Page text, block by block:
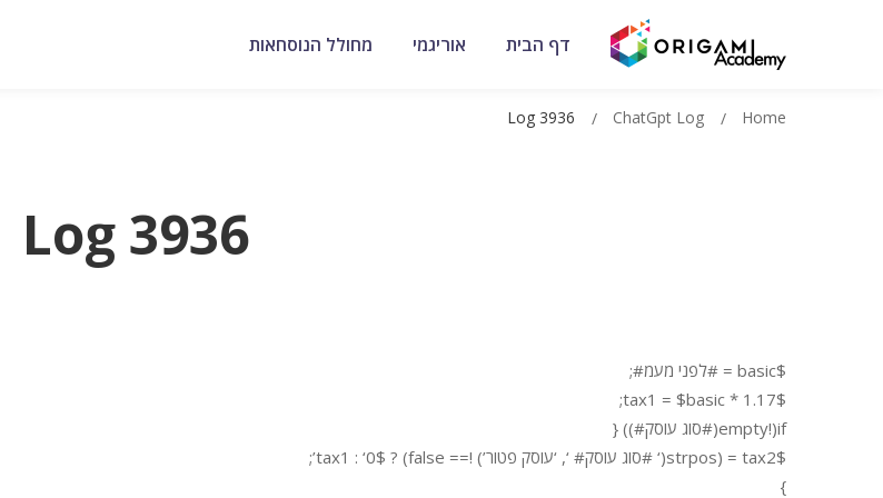
דף הבית אוריגמי מחולל הנוסחאות
Log 3936
Home
ChatGpt Log
Log 3936
$basic = #לפני מעמ#;
$tax1 = $basic * 1.17;
if(!empty(#סוג עוסק#)) {
$tax2 = (strpos(‘ #סוג עוסק# ‘, ‘עוסק פטור’) !== false) ? $tax1 : ‘0’;
}